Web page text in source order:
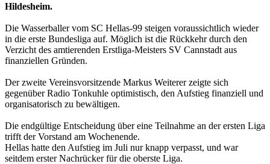
Hildesheim.
Die Wasserballer vom SC Hellas-99 steigen voraussichtlich wieder
in die erste Bundesliga auf. Möglich ist die Rückkehr durch den
Verzicht des amtierenden Erstliga-Meisters SV Cannstadt aus
finanziellen Gründen.
Der zweite Vereinsvorsitzende Markus Weiterer zeigte sich
gegenüber Radio Tonkuhle optimistisch, den Aufstieg finanziell und
organisatorisch zu bewältigen.
Die endgültige Entscheidung über eine Teilnahme an der ersten Liga
trifft der Vorstand am Wochenende.
Hellas hatte den Aufstieg im Juli nur knapp verpasst, und war
seitdem erster Nachrücker für die oberste Liga.